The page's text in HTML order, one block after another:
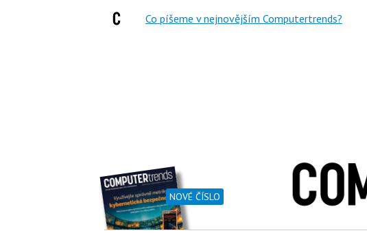
NOVÉ ČÍSLO
Co píšeme v nejnovějším Computertrends?